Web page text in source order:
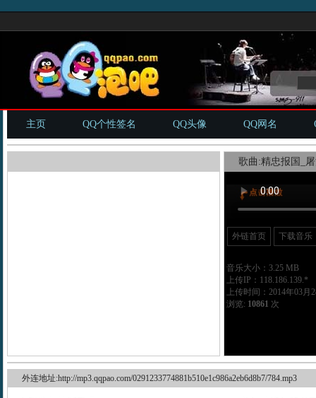
主页 QQ个性签名 QQ头像 QQ网名
歌曲:精忠报国_
外链首页 下载音乐
音乐大小：3.25 MB
上传IP：118.186.139.*
上传时间：2014年03月
浏览: 10861 次
外连地址:http://mp3.qqpao.com/0291233774881b510e1c986a2eb6d8b7/784.mp3